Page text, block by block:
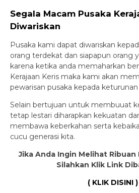
Segala Macam Pusaka
Diwariskan
Pusaka kami dapat diwariskan
orang terdekat dan siapapun orang
karena ketika anda memaharkan
Kerajaan Keris maka kami akan
pewarisan pusaka kepada
Selain bertujuan untuk membuuat
tetap lestari diharapkan kekuatan
membawa keberkahan serta
cucu generasi kita.
Jika Anda Ingin Melihat Ribuan
Silahkan Klik Link
( KLIK DISINI )